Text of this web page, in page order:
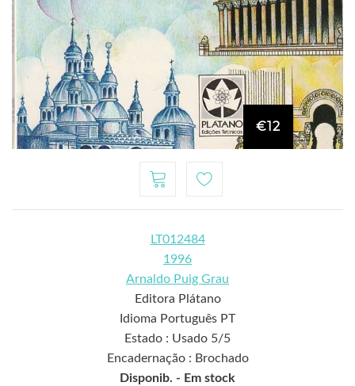
€12
LT012484
1996
Arnaldo Puig Grau
Editora Plátano
Idioma Português PT
Estado : Usado 5/5
Encadernação : Brochado
Disponib. - Em stock